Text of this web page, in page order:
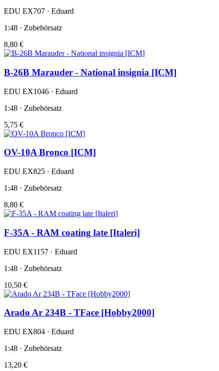
EDU EX707 · Eduard
1:48 · Zubehörsatz
8,80 €
B-26B Marauder - National insignia [ICM]
EDU EX1046 · Eduard
1:48 · Zubehörsatz
5,75 €
OV-10A Bronco [ICM]
EDU EX825 · Eduard
1:48 · Zubehörsatz
8,80 €
F-35A - RAM coating late [Italeri]
EDU EX1157 · Eduard
1:48 · Zubehörsatz
10,50 €
Arado Ar 234B - TFace [Hobby2000]
EDU EX804 · Eduard
1:48 · Zubehörsatz
13,20 €